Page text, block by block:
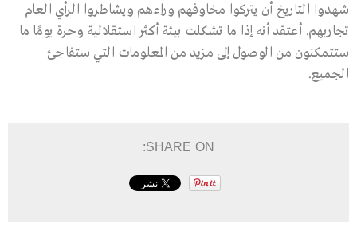
شهدوا التاريخ أن يتركوا مخاوفهم وراءهم ويشاطروا الرأي العام
تجاربهم. أعتقد أنه إذا ما تشكلت بيئة أكثر استقلالية وحرة يومًا ما
ستتمكنون من الوصول إلى مزيد من المعلومات التي ستفاجئ
الجميع.
SHARE ON: